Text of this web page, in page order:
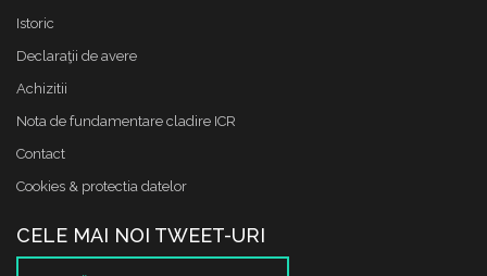
Istoric
Declaraţii de avere
Achizitii
Nota de fundamentare cladire ICR
Contact
Cookies & protectia datelor
CELE MAI NOI TWEET-URI